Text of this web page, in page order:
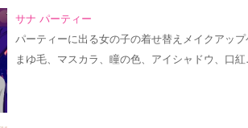
サナ パーティー
パーティーに出る女の子の着せ替えメイクアッ
まゆ毛、マスカラ、瞳の色、アイシャドウ、口